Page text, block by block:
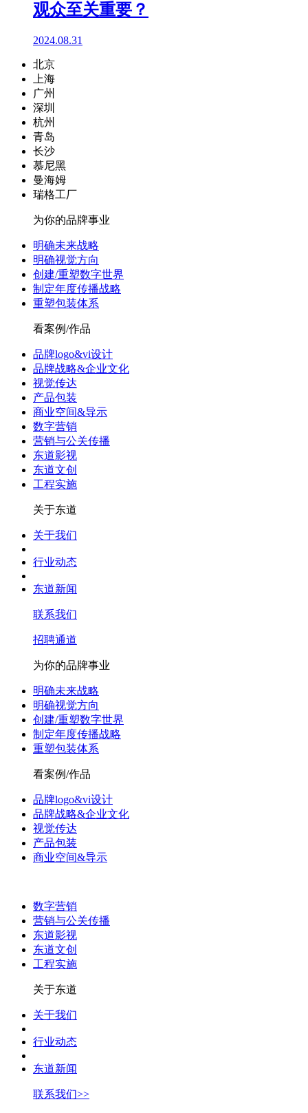
观众至关重要？
2024.08.31
北京
上海
广州
深圳
杭州
青岛
长沙
慕尼黑
曼海姆
瑞格工厂
为你的品牌事业
明确未来战略
明确视觉方向
创建/重塑数字世界
制定年度传播战略
重塑包装体系
看案例/作品
品牌logo&vi设计
品牌战略&企业文化
视觉传达
产品包装
商业空间&导示
数字营销
营销与公关传播
东道影视
东道文创
工程实施
关于东道
关于我们
行业动态
东道新闻
联系我们
招聘通道
为你的品牌事业
明确未来战略
明确视觉方向
创建/重塑数字世界
制定年度传播战略
重塑包装体系
看案例/作品
品牌logo&vi设计
品牌战略&企业文化
视觉传达
产品包装
商业空间&导示
数字营销
营销与公关传播
东道影视
东道文创
工程实施
关于东道
关于我们
行业动态
东道新闻
联系我们>>